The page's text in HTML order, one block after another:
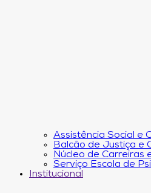
Assistência Social e
Balcão de Justiça e
Núcleo de Carreiras
Serviço Escola de
Institucional